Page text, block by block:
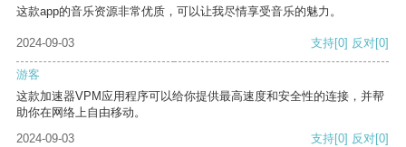
这款app的音乐资源非常优质，可以让我尽情享受音乐的魅力。
2024-09-03 支持[0] 反对[0]
游客
这款加速器VPM应用程序可以给你提供最高速度和安全性的连接，并帮
助你在网络上自由移动。
2024-09-03
支持[0] 反对[0]